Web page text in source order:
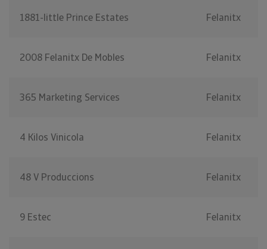
1881-little Prince Estates Felanitx
2008 Felanitx De Mobles Felanitx
365 Marketing Services Felanitx
4 Kilos Vinicola Felanitx
48 V Produccions Felanitx
9 Estec Felanitx